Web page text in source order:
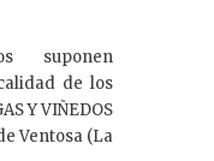
suponen
de los
Y VIÑEDOS
Ventosa (La